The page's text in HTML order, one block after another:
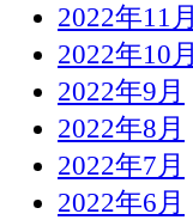
2022年11月
2022年10月
2022年9月
2022年8月
2022年7月
2022年6月